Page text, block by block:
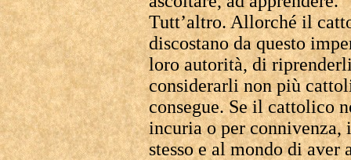
Tutt’altro. Allorché il
discostano da questo
loro autorità, di
considerarli non più
consegue. Se il cattolico
incuria o per connivenza,
stesso e al mondo di